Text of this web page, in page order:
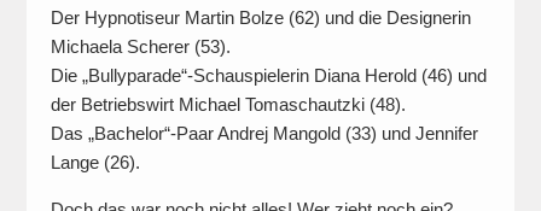
Der Hypnotiseur Martin Bolze (62) und die Designerin
Michaela Scherer (53).
Die „Bullyparade“-Schauspielerin Diana Herold (46) und
der Betriebswirt Michael Tomaschautzki (48).
Das „Bachelor“-Paar Andrej Mangold (33) und Jennifer
Lange (26).